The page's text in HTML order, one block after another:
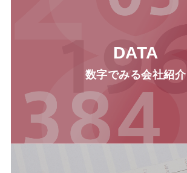
DATA
数字でみる会社紹介